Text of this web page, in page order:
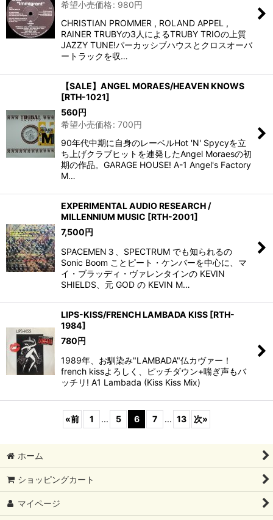
希望小売価格: 980円
CHRISTIAN PROMMER , ROLAND APPEL ,
RAINER TRUBYの3人によるTRUBY TRIOの上質
JAZZY TUNE!パーカッシブハウスとクロスオーバ
ートラックを収…
【SALE】ANGEL MORAES/HEAVEN KNOWS
[RTH-1021]
560円
希望小売価格: 700円
90年代中期に自身のレーベルHot 'N' Spycyを立
ち上げクラブヒットを連発したAngel Moraesの初
期の作品。GARAGE HOUSE! A-1 Angel's Factory
M…
EXPERIMENTAL AUDIO RESEARCH /
MILLENNIUM MUSIC [RTH-2001]
7,500円
SPACEMEN３、SPECTRUM でも知られるの
Sonic Boom ことピート・ケンバーを中心に、マ
イ・ブラッディ・ヴァレンタインの KEVIN
SHIELDS、元 GOD の KEVIN M…
LIPS-KISS/FRENCH LAMBADA KISS [RTH-
1984]
780円
1989年、お馴染み"LAMBADA"仏カヴァー！
french kissよろしく、ピッチダウン+喘ぎ声もバ
ッチリ! A1 Lambada (Kiss Kiss Mix)
«前 1 ... 5 6 7 ... 13 次»
ホーム
ショッピングカート
マイページ